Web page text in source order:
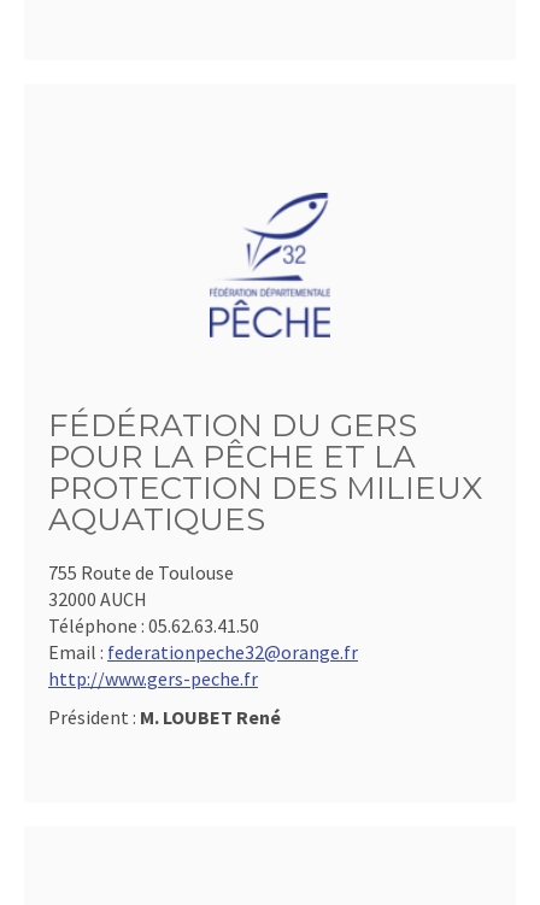
FÉDÉRATION DU GERS
POUR LA PÊCHE ET LA
PROTECTION DES MILIEUX
AQUATIQUES
755 Route de Toulouse
32000 AUCH
Téléphone : 05.62.63.41.50
Email : federationpeche32@orange.fr
http://www.gers-peche.fr
Président : M. LOUBET René